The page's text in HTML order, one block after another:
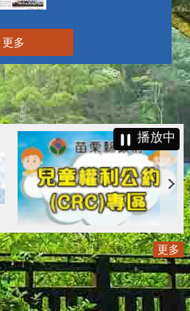
更多
播放中
更多